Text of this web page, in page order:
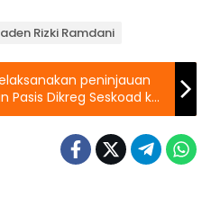
Rizki Ramdani
peninjauan
Pasis Dikreg Seskoad ke